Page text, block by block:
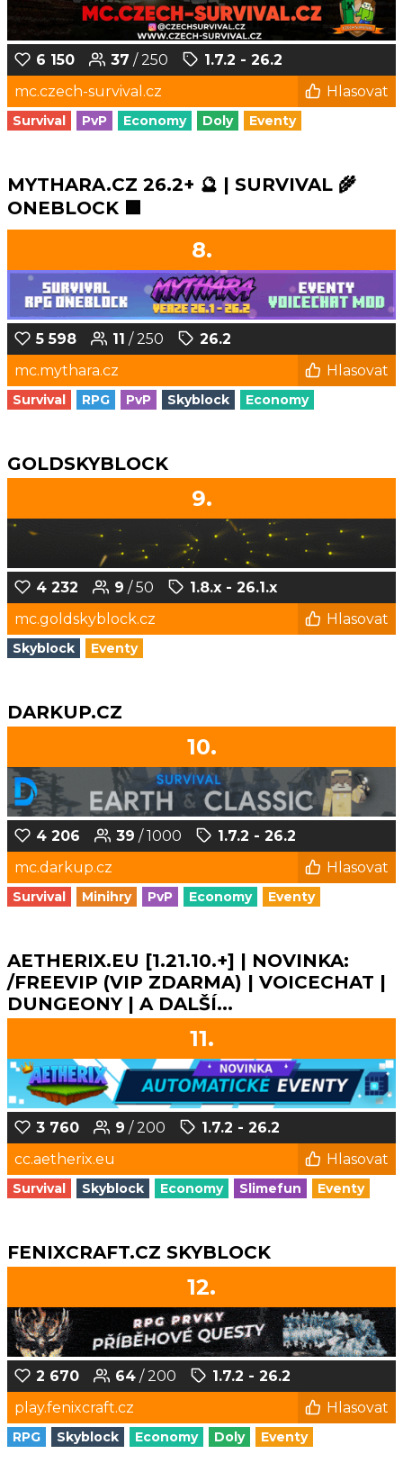
6 150 37 / 250
1.7.2 - 26.2
mc.czech-survival.cz
Hlasovat
Survival PvP Economy Doly Eventy
MYTHARA.CZ 26.2+ 🔮 | SURVIVAL 🌾
ONEBLOCK 🟩
8.
5 598 11 / 250
26.2
mc.mythara.cz
Hlasovat
Survival RPG PvP Skyblock Economy
GOLDSKYBLOCK
9.
4 232 9 / 50
1.8.x - 26.1.x
mc.goldskyblock.cz
Hlasovat
Skyblock Eventy
DARKUP.CZ
10.
4 206 39 / 1000
1.7.2 - 26.2
mc.darkup.cz
Hlasovat
Survival Minihry PvP Economy Eventy
AETHERIX.EU [1.21.10.+] | NOVINKA:
/FREEVIP (VIP ZDARMA) | VOICECHAT |
DUNGEONY | A DALŠÍ...
11.
3 760 9 / 200
1.7.2 - 26.2
cc.aetherix.eu
Hlasovat
Survival Skyblock Economy Slimefun Eventy
FENIXCRAFT.CZ SKYBLOCK
12.
2 670 64 / 200
1.7.2 - 26.2
play.fenixcraft.cz
Hlasovat
RPG Skyblock Economy Doly Eventy